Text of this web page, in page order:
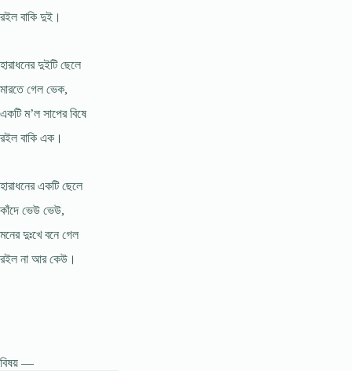
রইল বাকি দুই।
হারাধনের দুইটি ছেলে
মারতে গেল ভেক,
একটি ম’ল সাপের বিষে
রইল বাকি এক।
হারাধনের একটি ছেলে
কাঁদে ভেউ ভেউ,
মনের দুঃখে বনে গেল
রইল না আর কেউ।
বিষয় —